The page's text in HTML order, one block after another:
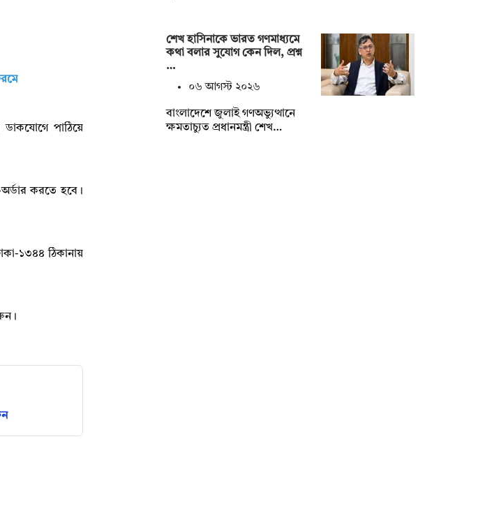
ডাকযোগে পাঠিয়ে
করতে হবে।
১৩৪৪ ঠিকানায়
শেখ হাসিনাকে ভারত গণমাধ্যমে
কথা বলার সুযোগ কেন দিল, প্রশ্ন
…
০৬ আগস্ট ২০২৬
বাংলাদেশে জুলাই গণঅভ্যুত্থানে
ক্ষমতাচ্যুত প্রধানমন্ত্রী শেখ…